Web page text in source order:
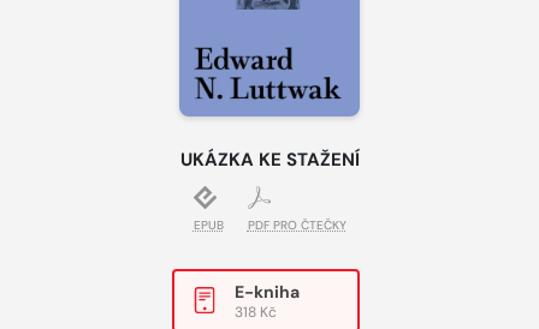
UKÁZKA KE STAŽENÍ
EPUB PDF PRO ČTEČKY
E-kniha
318 Kč